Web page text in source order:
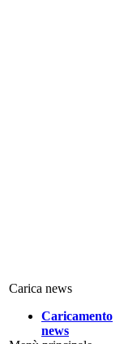
Carica news
Caricamento
news